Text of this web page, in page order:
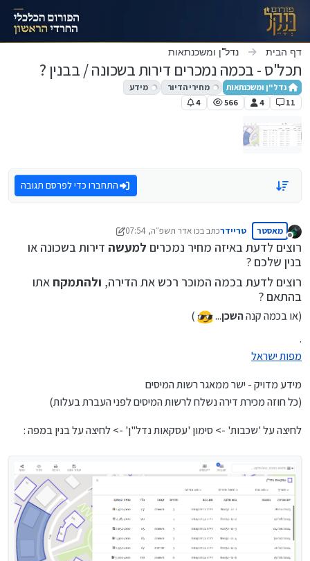
דילוג לתוכן
דף הבית נדל"ן ומשכנתאות
תכל'ס - בכמה נמכרים דירות בשכונה / בבנין ?
נדל"ן ומשכנתאות מחירי הדיור
מידע
11
4
566
4
התחברו כדי לפרסם תגובה
מנותק
מאסטר טריידרכתב בכו אדר תשפ״ה, 07:54
נערך לאחרונה על ידי טריידר
רוצים לדעת באיזה מחיר נמכרים למעשה דירות בשכונה או
בנין שלכם ?
רוצים לדעת בכמה המוכר רכש את הדירה, ולהתמקח אתו
בהתאם ?
(או בכמה קנההשכן...
)
.
מפות ישראל
מידע מדויק - ישר ממאגר רשות המיסים
(כל חוזה מכירת דירה נשלח לרשות המיסים לפני העברת בעלות)
לחיצה על 'שכבות' -> סימון 'עסקאות נדל"ן' -> לחיצה על בנין במפה :